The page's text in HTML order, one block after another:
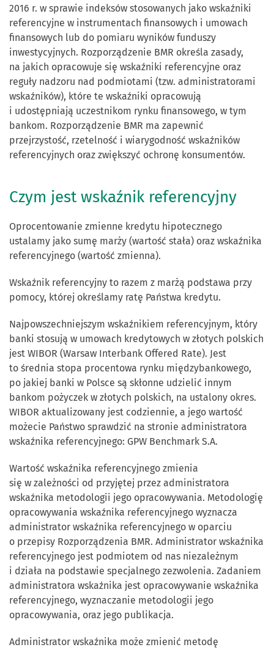
2016 r. w sprawie indeksów stosowanych jako wskaźniki
referencyjne w instrumentach finansowych i umowach
finansowych lub do pomiaru wyników funduszy
inwestycyjnych. Rozporządzenie BMR określa zasady,
na jakich opracowuje się wskaźniki referencyjne oraz
reguły nadzoru nad podmiotami (tzw. administratorami
wskaźników), które te wskaźniki opracowują
i udostępniają uczestnikom rynku finansowego, w tym
bankom. Rozporządzenie BMR ma zapewnić
przejrzystość, rzetelność i wiarygodność wskaźników
referencyjnych oraz zwiększyć ochronę konsumentów.
Czym jest wskaźnik referencyjny
Oprocentowanie zmienne kredytu hipotecznego
ustalamy jako sumę marży (wartość stała) oraz wskaźnika
referencyjnego (wartość zmienna).
Wskaźnik referencyjny to razem z marżą podstawa przy
pomocy, której określamy ratę Państwa kredytu.
Najpowszechniejszym wskaźnikiem referencyjnym, który
banki stosują w umowach kredytowych w złotych polskich
jest WIBOR (Warsaw Interbank Offered Rate). Jest
to średnia stopa procentowa rynku międzybankowego,
po jakiej banki w Polsce są skłonne udzielić innym
bankom pożyczek w złotych polskich, na ustalony okres.
WIBOR aktualizowany jest codziennie, a jego wartość
możecie Państwo sprawdzić na stronie administratora
wskaźnika referencyjnego: GPW Benchmark S.A.
Wartość wskaźnika referencyjnego zmienia
się w zależności od przyjętej przez administratora
wskaźnika metodologii jego opracowywania. Metodologię
opracowywania wskaźnika referencyjnego wyznacza
administrator wskaźnika referencyjnego w oparciu
o przepisy Rozporządzenia BMR. Administrator wskaźnika
referencyjnego jest podmiotem od nas niezależnym
i działa na podstawie specjalnego zezwolenia. Zadaniem
administratora wskaźnika jest opracowywanie wskaźnika
referencyjnego, wyznaczanie metodologii jego
opracowywania, oraz jego publikacja.
Administrator wskaźnika może zmienić metodę